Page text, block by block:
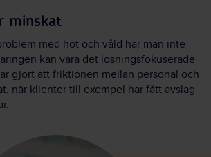
minskat
med hot och våld har man inte
kan vara det lösningsfokuserade
gjort att friktionen mellan personal och
när klienter till exempel har fått avslag